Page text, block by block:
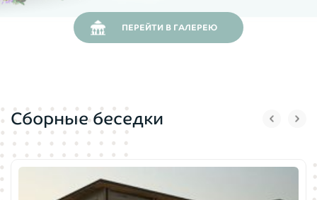
ПЕРЕЙТИ В ГАЛЕРЕЮ
Сборные беседки